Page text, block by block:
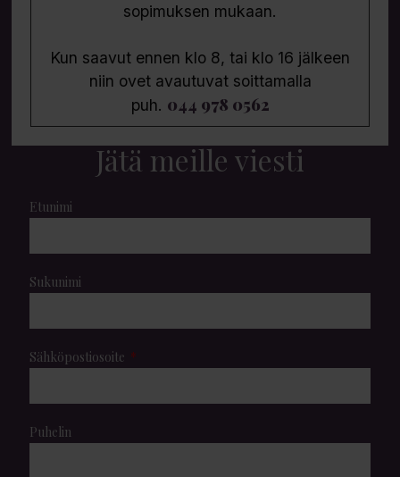
sopimuksen mukaan.
Kun saavut ennen klo 8, tai klo 16 jälkeen
niin ovet avautuvat soittamalla
puh. 044 978 0562
Jätä meille viesti
Etunimi
Sukunimi
Sähköpostiosoite
Puhelin